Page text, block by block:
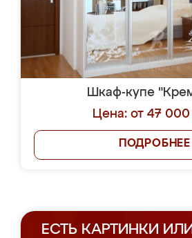
Шкаф-купе
Цена: от 47 000
ПОДРОБНЕЕ
ЕСТЬ КАРТИНКИ